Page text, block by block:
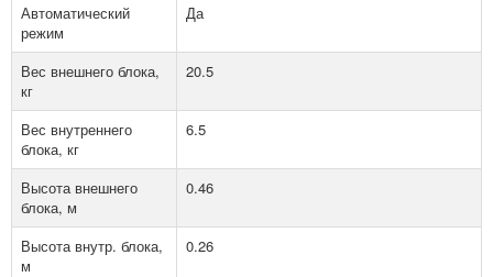
Автоматический
режим
Да
Вес внешнего блока,
кг
20.5
Вес внутреннего
блока, кг
6.5
Высота внешнего
блока, м
0.46
Высота внутр. блока,
м
0.26